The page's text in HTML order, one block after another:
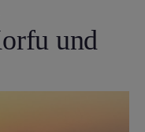
und